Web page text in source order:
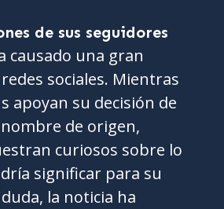
de sus seguidores
causado una gran
sociales. Mientras
apoyan su decisión de
de origen,
curiosos sobre lo
significar para su
la noticia ha